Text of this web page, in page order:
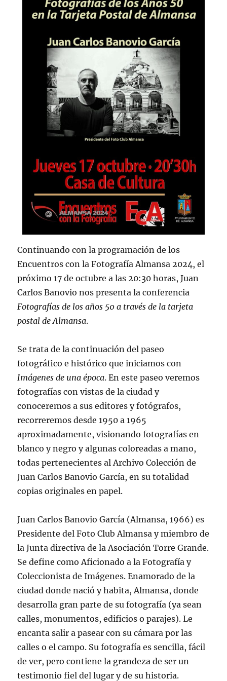
Continuando con la programación de los
Encuentros con la Fotografía Almansa 2024, el
próximo 17 de octubre a las 20:30 horas, Juan
Carlos Banovio nos presenta la conferencia
Fotografías de los años 50 a través de la tarjeta
postal de Almansa.
Se trata de la continuación del paseo
fotográfico e histórico que iniciamos con
Imágenes de una época. En este paseo veremos
fotografías con vistas de la ciudad y
conoceremos a sus editores y fotógrafos,
recorreremos desde 1950 a 1965
aproximadamente, visionando fotografías en
blanco y negro y algunas coloreadas a mano,
todas pertenecientes al Archivo Colección de
Juan Carlos Banovio García, en su totalidad
copias originales en papel.
Juan Carlos Banovio García (Almansa, 1966) es
Presidente del Foto Club Almansa y miembro de
la Junta directiva de la Asociación Torre Grande.
Se define como Aficionado a la Fotografía y
Coleccionista de Imágenes. Enamorado de la
ciudad donde nació y habita, Almansa, donde
desarrolla gran parte de su fotografía (ya sean
calles, monumentos, edificios o parajes). Le
encanta salir a pasear con su cámara por las
calles o el campo. Su fotografía es sencilla, fácil
de ver, pero contiene la grandeza de ser un
testimonio fiel del lugar y de su historia.